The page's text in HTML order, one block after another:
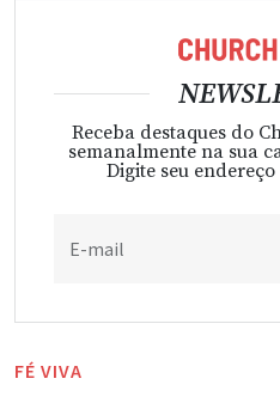
Receba destaques do
semanalmente na sua
Digite seu
E-mail
FÉ VIVA